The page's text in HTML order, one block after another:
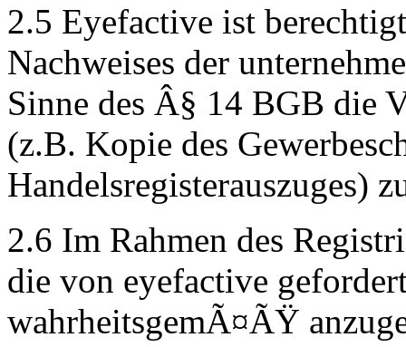
2.5 Eyefactive ist
Nachweises der
Sinne des Â§ 14 BGB die
(z.B. Kopie des
Handelsregisterauszuges)
2.6 Im Rahmen des
die von eyefactive
wahrheitsgemÃ¤ÃŸ